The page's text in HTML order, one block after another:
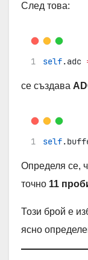
След това:
self.adc
се създава
self
Определя се,
точно 11
Този брой е
ясно